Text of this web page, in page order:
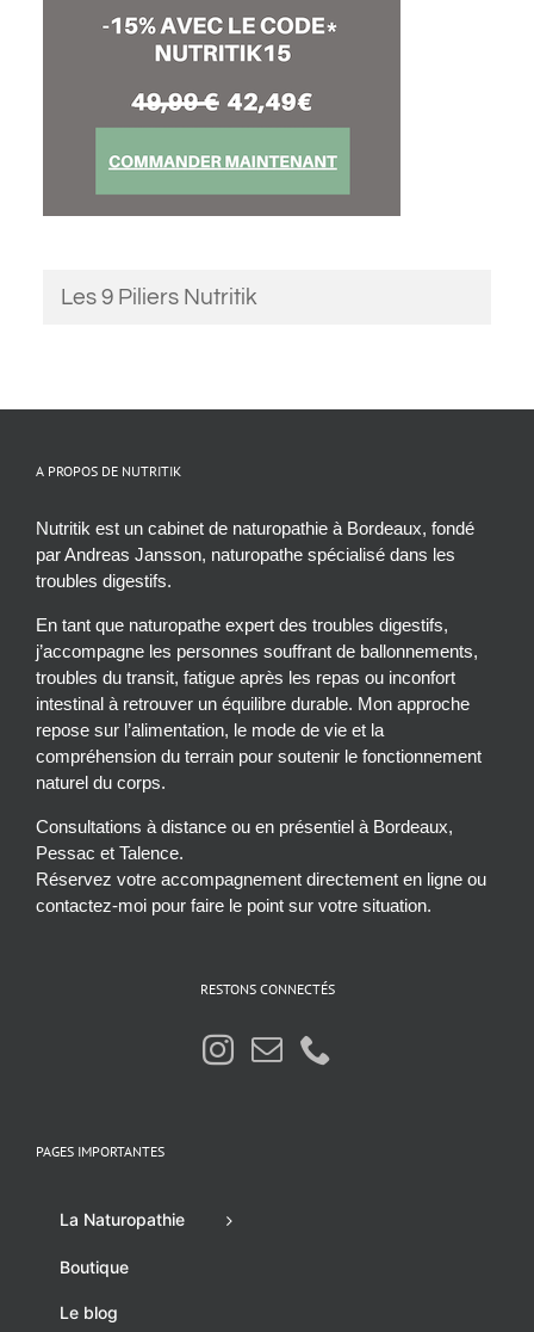
Les 9 Piliers Nutritik
A PROPOS DE NUTRITIK
Nutritik est un cabinet de naturopathie à Bordeaux, fondé
par Andreas Jansson, naturopathe spécialisé dans les
troubles digestifs.
En tant que naturopathe expert des troubles digestifs,
j’accompagne les personnes souffrant de ballonnements,
troubles du transit, fatigue après les repas ou inconfort
intestinal à retrouver un équilibre durable. Mon approche
repose sur l’alimentation, le mode de vie et la
compréhension du terrain pour soutenir le fonctionnement
naturel du corps.
Consultations à distance ou en présentiel à Bordeaux,
Pessac et Talence.
Réservez votre accompagnement directement en ligne ou
contactez-moi pour faire le point sur votre situation.
RESTONS CONNECTÉS
PAGES IMPORTANTES
La Naturopathie
Boutique
Le blog